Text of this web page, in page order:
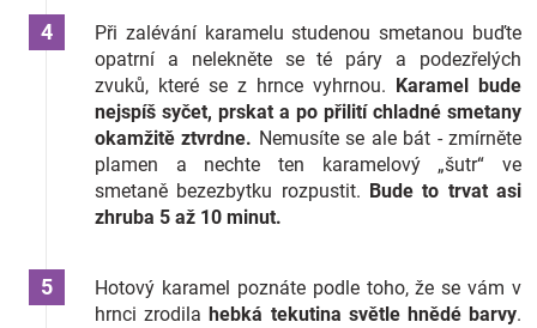
Při zalévání karamelu studenou smetanou buďte
opatrní a nelekněte se té páry a podezřelých
zvuků, které se z hrnce vyhrnou.
Karamel bude
nejspíš syčet, prskat a po přilití chladné smetany
okamžitě ztvrdne. Nemusíte se ale bát - zmírněte
plamen a nechte ten karamelový „šutr“ ve
smetaně bezezbytku rozpustit. Bude to trvat asi
zhruba 5 až 10 minut.
Hotový karamel poznáte podle toho, že se vám v
hrnci zrodila hebká tekutina světle hnědé barvy.